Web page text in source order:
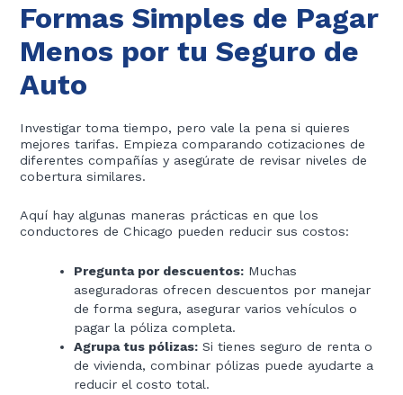
Formas Simples de Pagar
Menos por tu Seguro de
Auto
Investigar toma tiempo, pero vale la pena si quieres
mejores tarifas. Empieza comparando cotizaciones de
diferentes compañías y asegúrate de revisar niveles de
cobertura similares.
Aquí hay algunas maneras prácticas en que los
conductores de Chicago pueden reducir sus costos:
Pregunta por descuentos: Muchas
aseguradoras ofrecen descuentos por manejar
de forma segura, asegurar varios vehículos o
pagar la póliza completa.
Agrupa tus pólizas: Si tienes seguro de renta o
de vivienda, combinar pólizas puede ayudarte a
reducir el costo total.